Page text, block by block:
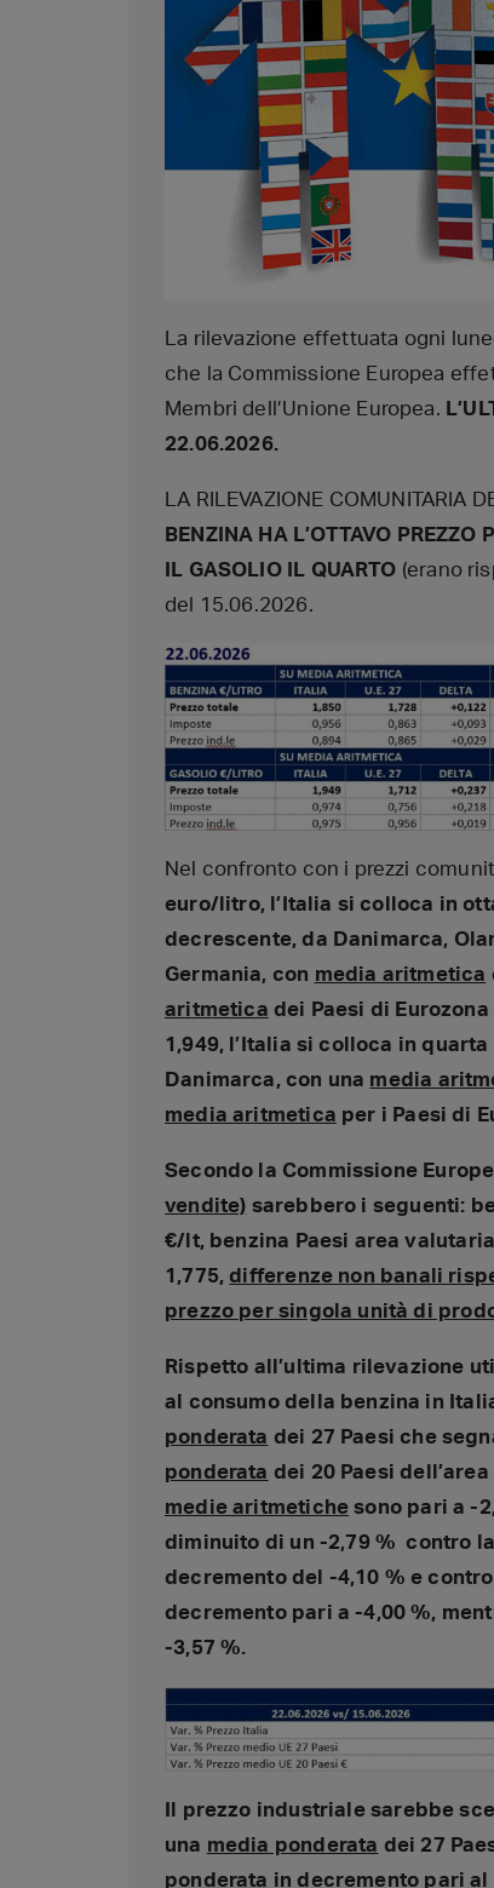
La rilevazione effettuata ogni
che la Commissione Europea
Membri dell’Unione Europea.
22.06.2026.
LA RILEVAZIONE COMUNITARIA
BENZINA HA L’OTTAVO PREZZO
IL GASOLIO IL QUARTO (erano
del 15.06.2026.
Nel confronto con i prezzi
euro/litro, l’Italia si colloca in
decrescente, da Danimarca,
Germania, con media aritmetica
aritmetica dei Paesi di
1,949, l’Italia si colloca in
Danimarca, con una media
media aritmetica per i Paesi di
Secondo la Commissione
vendite) sarebbero i seguenti:
€/lt, benzina Paesi area
1,775,differenze non banali
prezzo per singola unità di
Rispetto all’ultima rilevazione
al consumo della benzina in
ponderata dei 27 Paesi che
ponderata dei 20 Paesi
medie aritmetiche sono pari a -
diminuito di un -2,79 % contro la
decremento del -4,10 % e
decremento pari a -4,00 %,
-3,57 %.
Il prezzo industriale sarebbe
una media ponderata dei 27
ponderata in decremento pari al